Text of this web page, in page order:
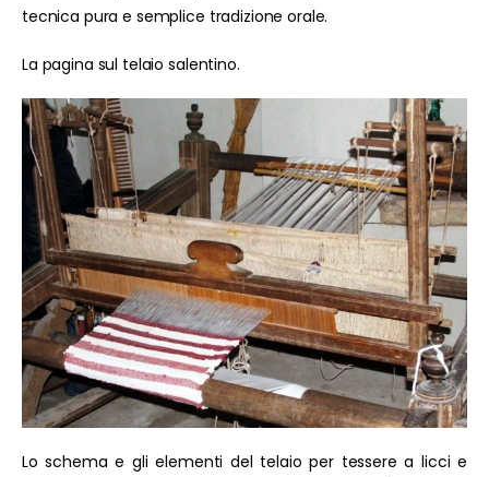
tecnica pura e semplice tradizione orale.
La pagina sul telaio salentino.
Lo schema e gli elementi del telaio per tessere a licci e